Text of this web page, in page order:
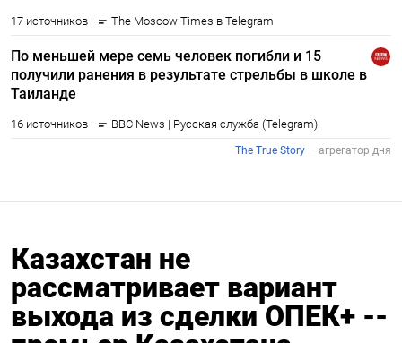
Казахстан не
рассматривает вариант
выхода из сделки ОПЕК+ --